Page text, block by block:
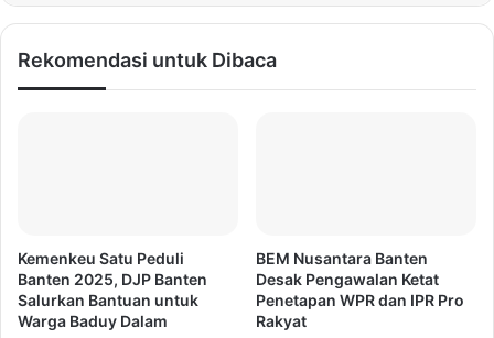
Rekomendasi untuk Dibaca
Kemenkeu Satu Peduli
Banten 2025, DJP Banten
Salurkan Bantuan untuk
Warga Baduy Dalam
BEM Nusantara Banten
Desak Pengawalan Ketat
Penetapan WPR dan IPR Pro
Rakyat